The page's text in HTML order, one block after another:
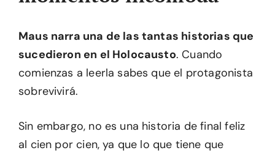
Maus narra una de las tantas historias que
sucedieron en el Holocausto. Cuando
comienzas a leerla sabes que el protagonista
sobrevivirá.
Sin embargo, no es una historia de final feliz
al cien por cien, ya que lo que tiene que